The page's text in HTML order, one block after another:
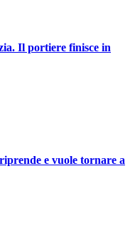
Il portiere finisce in
e vuole tornare a